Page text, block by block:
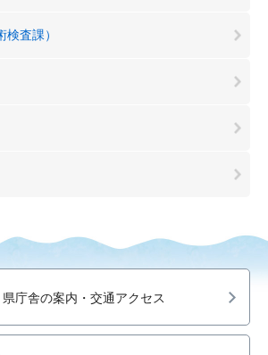
査課）
県庁舎の案内・交通アクセス